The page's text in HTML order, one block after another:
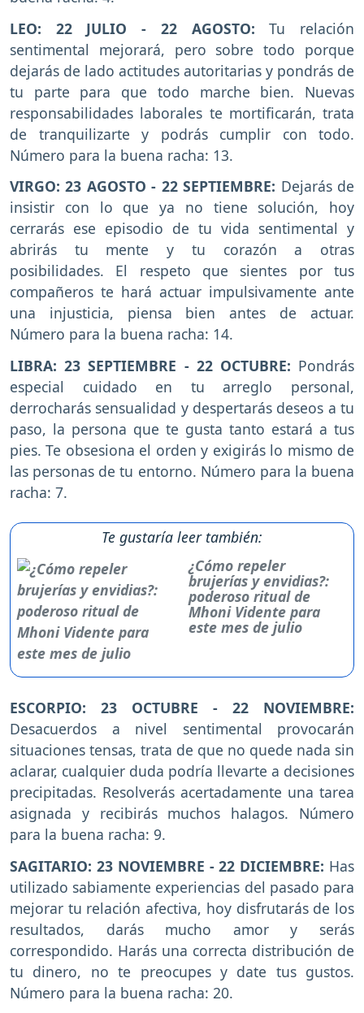
LEO: 22 JULIO - 22 AGOSTO:Tu relación
sentimental mejorará, pero sobre todo porque
dejarás de lado actitudes autoritarias y pondrás de
tu parte para que todo marche bien. Nuevas
responsabilidades laborales te mortificarán, trata
de tranquilizarte y podrás cumplir con todo.
Número para la buena racha: 13.
VIRGO: 23 AGOSTO - 22 SEPTIEMBRE: Dejarás de
insistir con lo que ya no tiene solución, hoy
cerrarás ese episodio de tu vida sentimental y
abrirás tu mente y tu corazón a otras
posibilidades. El respeto que sientes por tus
compañeros te hará actuar impulsivamente ante
una injusticia, piensa bien antes de actuar.
Número para la buena racha: 14.
LIBRA: 23 SEPTIEMBRE - 22 OCTUBRE: Pondrás
especial cuidado en tu arreglo personal,
derrocharás sensualidad y despertarás deseos a tu
paso, la persona que te gusta tanto estará a tus
pies. Te obsesiona el orden y exigirás lo mismo de
las personas de tu entorno. Número para la buena
racha: 7.
Te gustaría leer también:
¿Cómo repeler
brujerías y envidias?:
poderoso ritual de
Mhoni Vidente para
este mes de julio
ESCORPIO: 23 OCTUBRE - 22 NOVIEMBRE:
Desacuerdos a nivel sentimental provocarán
situaciones tensas, trata de que no quede nada sin
aclarar, cualquier duda podría llevarte a decisiones
precipitadas. Resolverás acertadamente una tarea
asignada y recibirás muchos halagos. Número
para la buena racha: 9.
SAGITARIO: 23 NOVIEMBRE - 22 DICIEMBRE: Has
utilizado sabiamente experiencias del pasado para
mejorar tu relación afectiva, hoy disfrutarás de los
resultados, darás mucho amor y serás
correspondido. Harás una correcta distribución de
tu dinero, no te preocupes y date tus gustos.
Número para la buena racha: 20.